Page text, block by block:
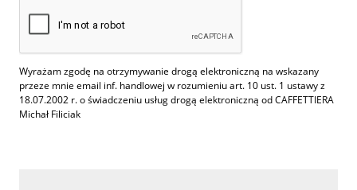
Wyrażam zgodę na otrzymywanie drogą elektroniczną na wskazany
przeze mnie email inf. handlowej w rozumieniu art. 10 ust. 1 ustawy z
18.07.2002 r. o świadczeniu usług drogą elektroniczną od CAFFETTIERA
Michał Filiciak